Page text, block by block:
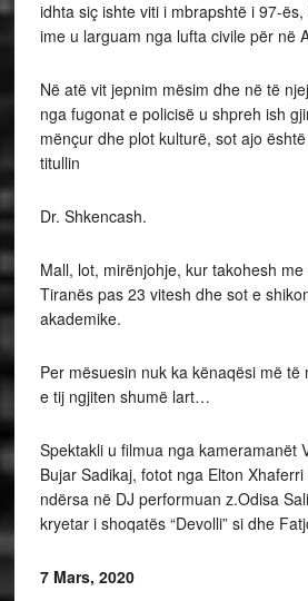
idhta siç ishte viti i mbrapshtë i 97-
ime u larguam nga lufta civile për në
Në atë vit jepnim mësim dhe në të
nga fugonat e policisë u shpreh ish
mënçur dhe plot kulturë, sot ajo
titullin
Dr. Shkencash.
Mall, lot, mirënjohje, kur takohesh
Tiranës pas 23 vitesh dhe sot e
akademike.
Per mësuesin nuk ka kënaqësi më
e tij ngjiten shumë lart…
Spektakli u filmua nga kameramanët
Bujar Sadikaj, fotot nga Elton
ndërsa në DJ performuan z.Odisa
kryetar i shoqatës “Devolli” si dhe
7 Mars, 2020